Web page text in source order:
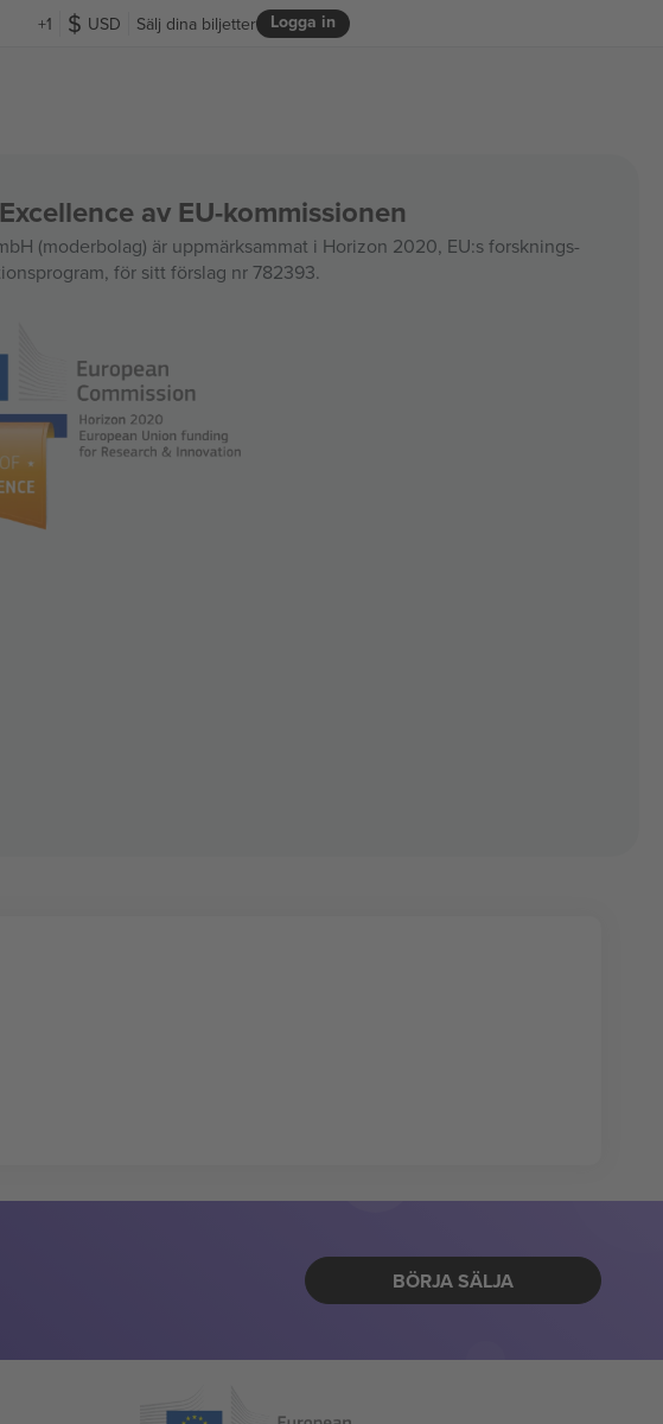
+1 USD Logga in
Sälj dina biljetter
av EU-kommissionen
(moderbolag) är uppmärksammat i Horizon 2020, EU:s forsknings-
för sitt förslag nr 782393.
BÖRJA SÄLJA